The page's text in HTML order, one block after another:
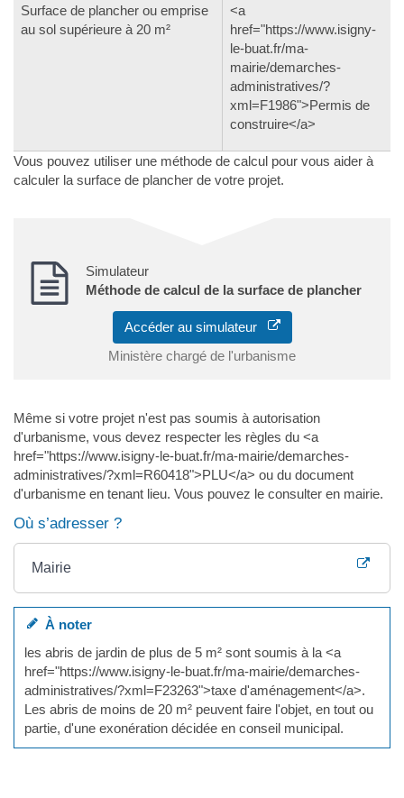
Surface de plancher ou emprise
au sol supérieure à 20 m²
<a
href="https://www.isigny-
le-buat.fr/ma-
mairie/demarches-
administratives/?
xml=F1986">Permis de
construire</a>
Vous pouvez utiliser une méthode de calcul pour vous aider à
calculer la surface de plancher de votre projet.
Simulateur
Méthode de calcul de la surface de plancher
Accéder au simulateur
Ministère chargé de l'urbanisme
Même si votre projet n'est pas soumis à autorisation
d'urbanisme, vous devez respecter les règles du <a
href="https://www.isigny-le-buat.fr/ma-mairie/demarches-
administratives/?xml=R60418">PLU</a> ou du document
d'urbanisme en tenant lieu. Vous pouvez le consulter en mairie.
Où s’adresser ?
Mairie
À noter
les abris de jardin de plus de 5 m² sont soumis à la <a
href="https://www.isigny-le-buat.fr/ma-mairie/demarches-
administratives/?xml=F23263">taxe d'aménagement</a>.
Les abris de moins de 20 m² peuvent faire l'objet, en tout ou
partie, d'une exonération décidée en conseil municipal.